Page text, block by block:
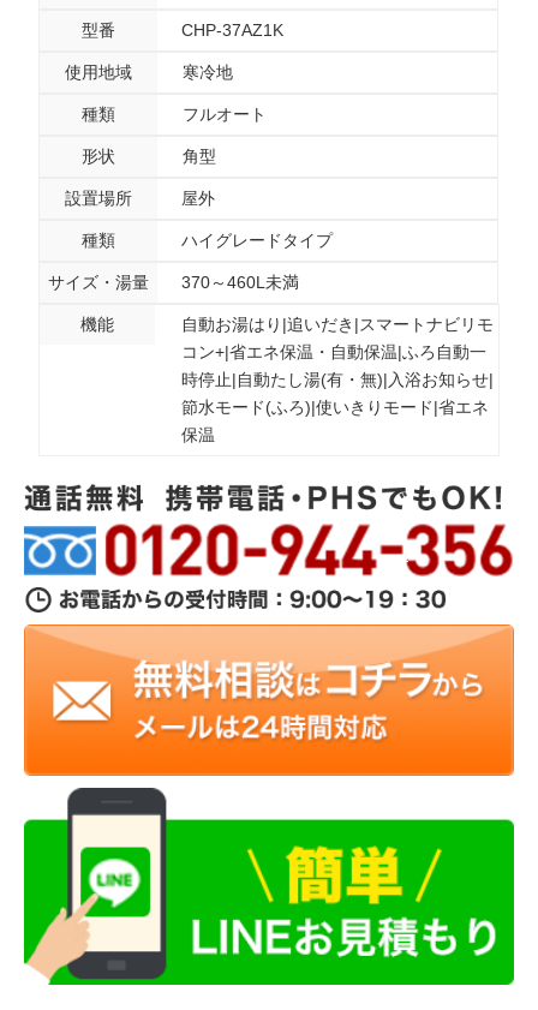
型番 CHP-37AZ1K
使用地域 寒冷地
種類 フルオート
形状 角型
設置場所 屋外
種類 ハイグレードタイプ
サイズ・湯量 370～460L未満
機能
自動お湯はり|追いだき|スマートナビリモ
コン+|省エネ保温・自動保温|ふろ自動一
時停止|自動たし湯(有・無)|入浴お知らせ|
節水モード(ふろ)|使いきりモード|省エネ
保温